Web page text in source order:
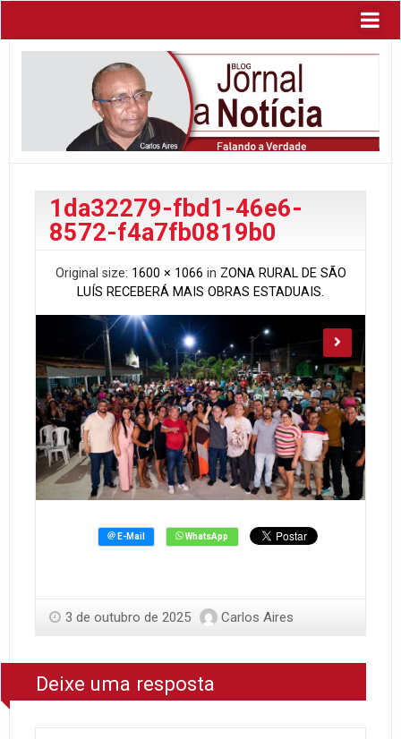
1da32279-fbd1-46e6-
8572-f4a7fb0819b0
Original size: 1600 × 1066 in ZONA RURAL DE SÃO
LUÍS RECEBERÁ MAIS OBRAS ESTADUAIS.
3 de outubro de 2025 Carlos Aires
Deixe uma resposta